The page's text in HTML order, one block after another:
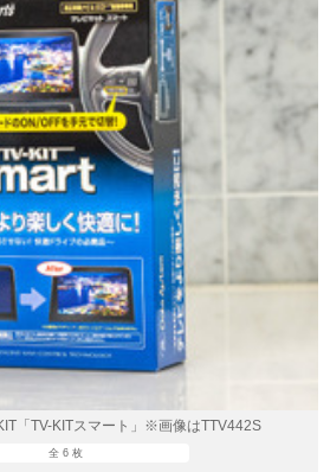
「TV-KITスマート」※画像はTTV442S
全 6 枚